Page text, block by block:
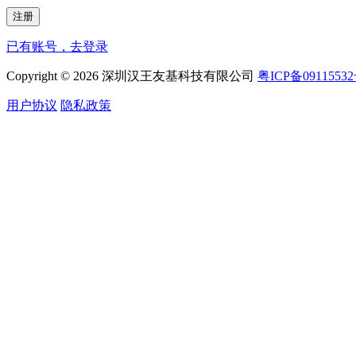
已有账号，去登录
Copyright © 2026 深圳汉王友基科技有限公司 粤ICP备
用户协议 隐私政策